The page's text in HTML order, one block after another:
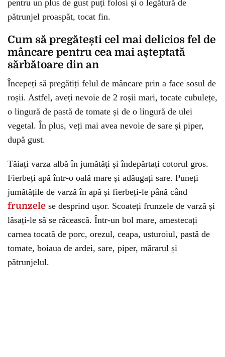
pentru un plus de gust puți folosi și o legătură de
pătrunjel proaspăt, tocat fin.
Cum să pregătești cel mai delicios fel de
mâncare pentru cea mai așteptată
sărbătoare din an
Începeți să pregătiți felul de mâncare prin a face sosul de
roșii. Astfel, aveți nevoie de 2 roșii mari, tocate cubulețe,
o lingură de pastă de tomate și de o lingură de ulei
vegetal. În plus, veți mai avea nevoie de sare și piper,
după gust.
Tăiați varza albă în jumătăți și îndepărtați cotorul gros.
Fierbeți apă într-o oală mare și adăugați sare. Puneți
jumătățile de varză în apă și fierbeți-le până când
frunzele se desprind ușor. Scoateți frunzele de varză și
lăsați-le să se răcească. Într-un bol mare, amestecați
carnea tocată de porc, orezul, ceapa, usturoiul, pastă de
tomate, boiaua de ardei, sare, piper, mărarul și
pătrunjelul.